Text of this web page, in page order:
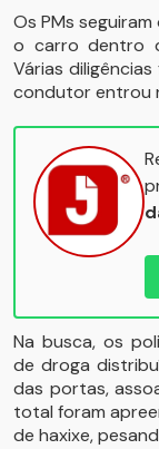
Os PMs
o carro dentro
Várias
condutor entrou
Na busca, os
de droga
das portas,
total foram
de haxixe,